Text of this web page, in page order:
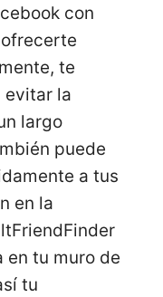
con
te
evitar la
largo
puede
a tus
en la
en tu muro de
tu